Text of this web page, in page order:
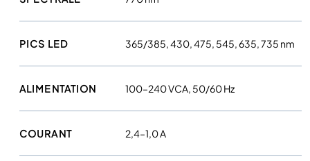
-
C
e
X
PICS LED 365/385, 430, 475, 545, 635, 735 nm
ALIMENTATION 100–240 VCA, 50/60 Hz
COURANT 2,4–1,0 A